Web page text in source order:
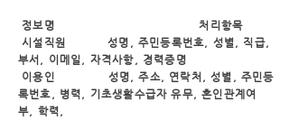
정보명 처리항목
시설직원성명, 주민등록번호, 성별, 직급,
부서, 이메일, 자격사항, 경력증명
이용인 성명, 주소, 연락처, 성별, 주민등
록번호, 병력, 기초생활수급자 유무, 혼인관계여
부, 학력,